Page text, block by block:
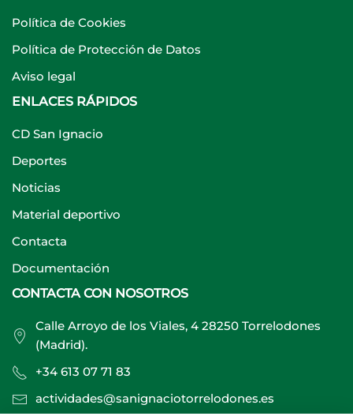
Política de Cookies
Política de Protección de Datos
Aviso legal
ENLACES RÁPIDOS
CD San Ignacio
Deportes
Noticias
Material deportivo
Contacta
Documentación
CONTACTA CON NOSOTROS
Calle Arroyo de los Viales, 4 28250 Torrelodones
(Madrid).
+34 613 07 71 83
actividades@sanignaciotorrelodones.es